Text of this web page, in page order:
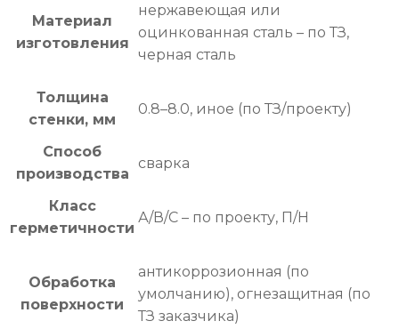
Материал
изготовления
нержавеющая или
оцинкованная сталь – по ТЗ,
черная сталь
Толщина
стенки, мм
0.8–8.0, иное (по ТЗ/проекту)
Способ
производства
сварка
Класс
герметичности
А/В/С – по проекту, П/Н
Обработка
поверхности
антикоррозионная (по
умолчанию), огнезащитная (по
ТЗ заказчика)